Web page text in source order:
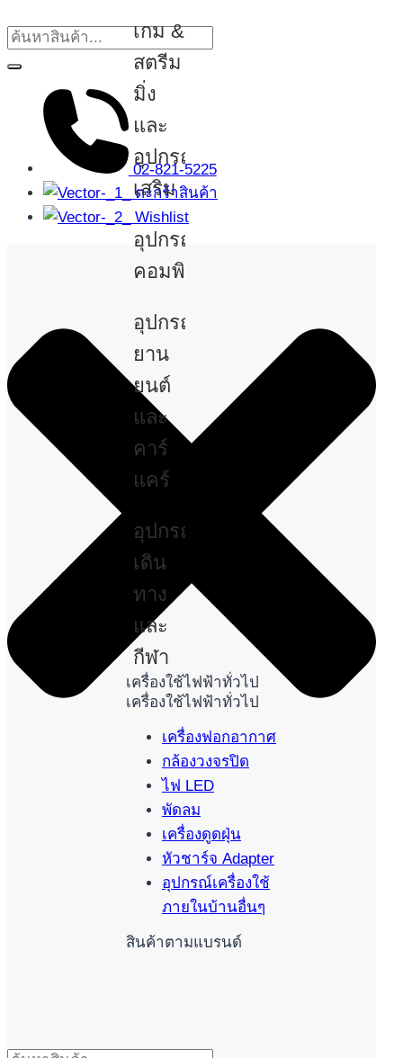
เกม &
สตรีม
มิ่ง
และ
อุปกรณ์
เสริม
อุปกรณ์
คอมพิวเตอร์
อุปกรณ์
ยาน
ยนต์
และ
คาร์
แคร์
อุปกรณ์
เดิน
ทาง
และ
กีฬา
เครื่องใช้ไฟฟ้าทั่วไป
เครื่องใช้ไฟฟ้าทั่วไป
เครื่องฟอกอากาศ
กล้องวงจรปิด
ไฟ LED
พัดลม
เครื่องดูดฝุ่น
หัวชาร์จ Adapter
อุปกรณ์เครื่องใช้
ภายในบ้านอื่นๆ
สินค้าตามแบรนด์
02-821-5225
ตะกร้าสินค้า
Wishlist